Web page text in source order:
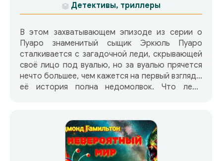
Детективы, триллеры
В этом захватывающем эпизоде из серии о
Пуаро знаменитый сыщик Эркюль Пуаро
сталкивается с загадочной леди, скрывающей
своё лицо под вуалью, но за вуалью прячется
нечто большее, чем кажется на первый взгляд…
её история полна недомолвок. Что леди
раскрыть её секрет?